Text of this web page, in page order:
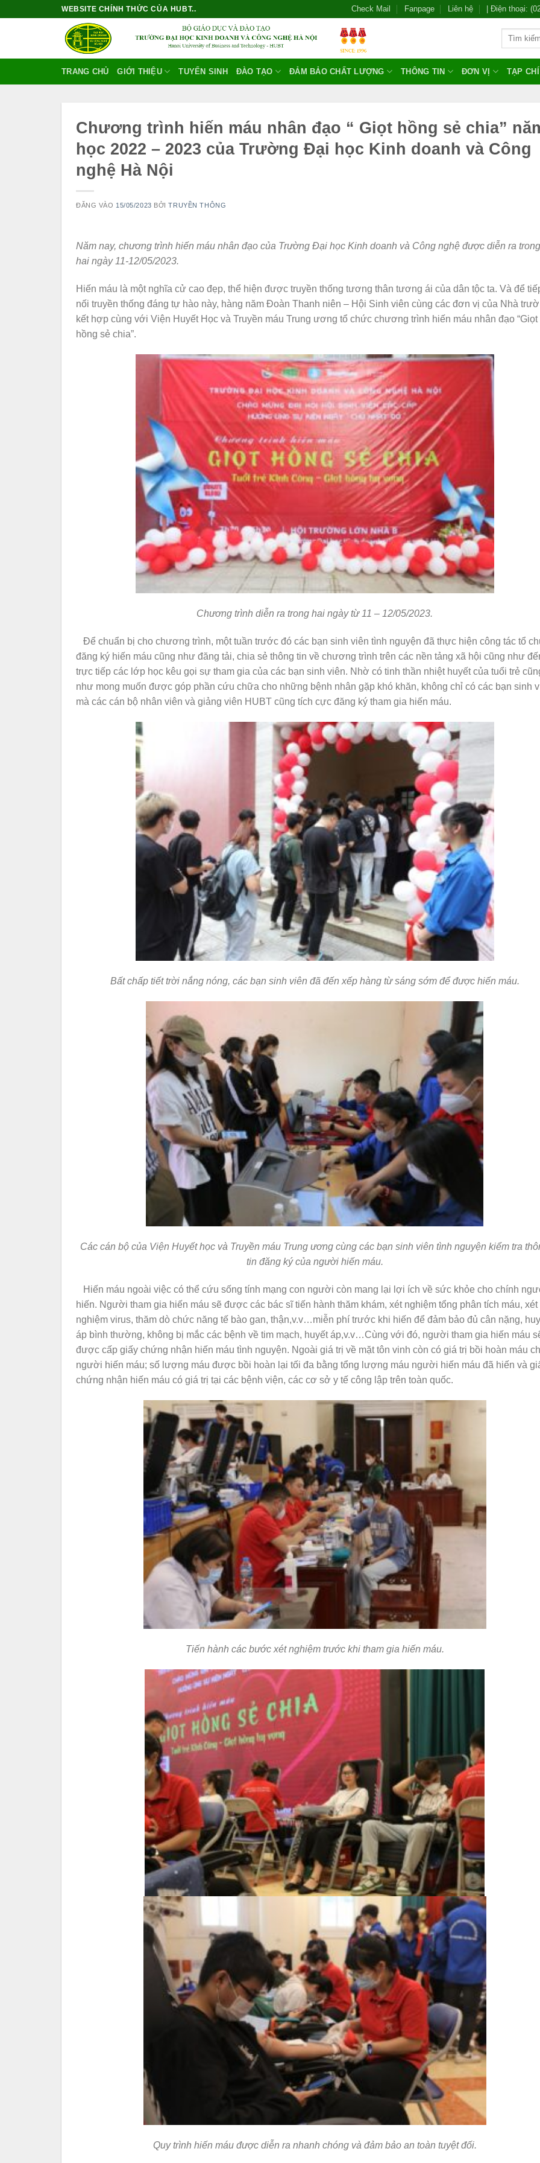
WEBSITE CHÍNH THỨC CỦA HUBT.. Check Mail Fanpage Liên hệ | Điện thoại:
TRANG CHỦ GIỚI THIỆU TUYỂN SINH ĐÀO TẠO ĐẢM BẢO CHẤT LƯỢNG THÔNG TIN ĐƠN VỊ TẠP
Chương trình hiến máu nhân đạo “ Giọt hồng sẻ chia”
học 2022 – 2023 của Trường Đại học Kinh doanh và Công
nghệ Hà Nội
ĐĂNG VÀO 15/05/2023 BỞITRUYỀN THÔNG
Năm nay, chương trình hiến máu nhân đạo của Trường Đại học Kinh doanh và Công nghệ được diễn ra trong
hai ngày 11-12/05/2023.
Hiến máu là một nghĩa cử cao đẹp, thể hiện được truyền thống tương thân tương ái của dân tộc ta. Và để
nối truyền thống đáng tự hào này, hàng năm Đoàn Thanh niên – Hội Sinh viên cùng các đơn vị của Nhà
kết hợp cùng với Viện Huyết Học và Truyền máu Trung ương tổ chức chương trình hiến máu nhân đạo “Giọt
hồng sẻ chia”.
Chương trình diễn ra trong hai ngày từ 11 – 12/05/2023.
Để chuẩn bị cho chương trình, một tuần trước đó các bạn sinh viên tình nguyện đã thực hiện công tác tổ
đăng ký hiến máu cũng như đăng tải, chia sẻ thông tin về chương trình trên các nền tảng xã hội cũng như
trực tiếp các lớp học kêu gọi sự tham gia của các bạn sinh viên. Nhờ có tinh thần nhiệt huyết của tuổi trẻ
như mong muốn được góp phần cứu chữa cho những bệnh nhân gặp khó khăn, không chỉ có các bạn sinh
mà các cán bộ nhân viên và giảng viên HUBT cũng tích cực đăng ký tham gia hiến máu.
Bất chấp tiết trời nắng nóng, các bạn sinh viên đã đến xếp hàng từ sáng sớm để được hiến máu.
Các cán bộ của Viện Huyết học và Truyền máu Trung ương cùng các bạn sinh viên tình nguyện kiểm tra
tin đăng ký của người hiến máu.
Hiến máu ngoài việc có thể cứu sống tính mạng con người còn mang lại lợi ích về sức khỏe cho chính
hiến. Người tham gia hiến máu sẽ được các bác sĩ tiến hành thăm khám, xét nghiệm tổng phân tích máu, xét
nghiệm virus, thăm dò chức năng tế bào gan, thận,v.v…miễn phí trước khi hiến để đảm bảo đủ cân nặng,
áp bình thường, không bị mắc các bệnh về tim mạch, huyết áp,v.v…Cùng với đó, người tham gia hiến máu
được cấp giấy chứng nhận hiến máu tình nguyện. Ngoài giá trị về mặt tôn vinh còn có giá trị bồi hoàn máu
người hiến máu; số lượng máu được bồi hoàn lại tối đa bằng tổng lượng máu người hiến máu đã hiến và
chứng nhận hiến máu có giá trị tại các bệnh viện, các cơ sở y tế công lập trên toàn quốc.
Tiến hành các bước xét nghiệm trước khi tham gia hiến máu.
Quy trình hiến máu được diễn ra nhanh chóng và đảm bảo an toàn tuyệt đối.